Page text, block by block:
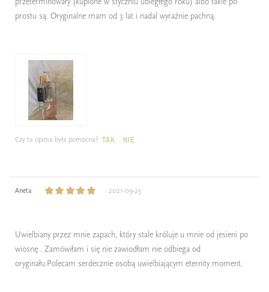
prostu są. Oryginalne mam od 3 lat i nadal wyraźnie pachną.
Czy ta opinia była pomocna? TAK NIE
Aneta 2021-09-25
Uwielbiany przez mnie zapach, który stale króluje u mnie od jesieni po
wiosnę . Zamówiłam i się nie zawiodłam nie odbiega od
oryginału.Polecam serdecznie osobą uwielbiającym eternity moment.